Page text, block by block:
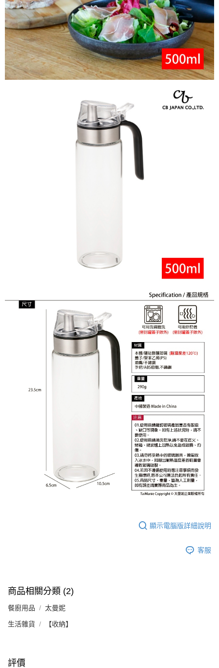
顯示電腦版詳細說明
客服
商品相關分類 (2)
餐廚用品 太曼妮
生活雜貨 【收納】
評價